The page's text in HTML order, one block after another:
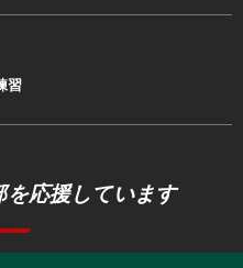
習
を応援しています